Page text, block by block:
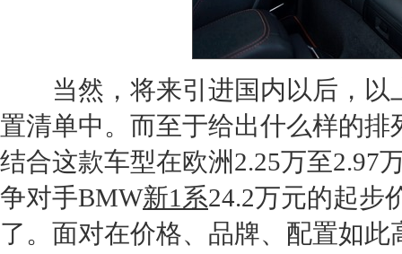
当然，将来引进国内以后，以
置清单中。而至于给出什么样的排
结合这款车型在欧洲2.25万至2.97
争对手BMW新1系24.2万元的起步
了。面对在价格、品牌、配置如